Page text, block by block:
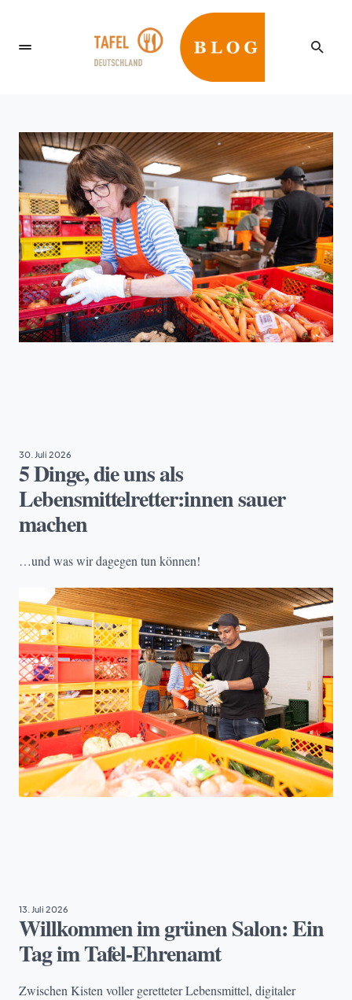
30. Juli 2026
5 Dinge, die uns als
Lebensmittelretter:innen sauer
machen
…und was wir dagegen tun können!
13. Juli 2026
Willkommen im grünen Salon: Ein
Tag im Tafel-Ehrenamt
Zwischen Kisten voller geretteter Lebensmittel, digitaler